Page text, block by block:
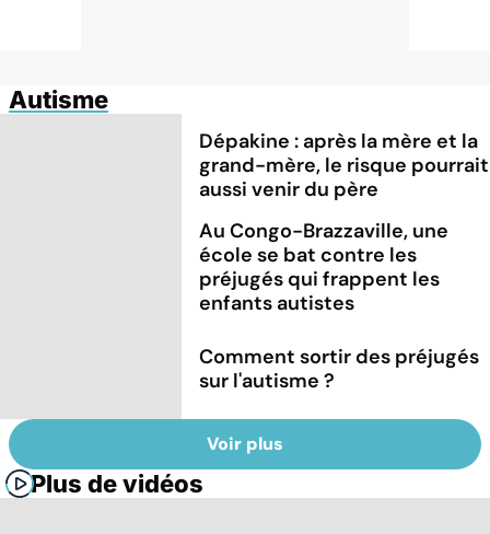
Autisme
Dépakine : après la mère et la
grand-mère, le risque pourrait
aussi venir du père
Au Congo-Brazzaville, une
école se bat contre les
préjugés qui frappent les
enfants autistes
Comment sortir des préjugés
sur l'autisme ?
Voir plus
Plus de vidéos